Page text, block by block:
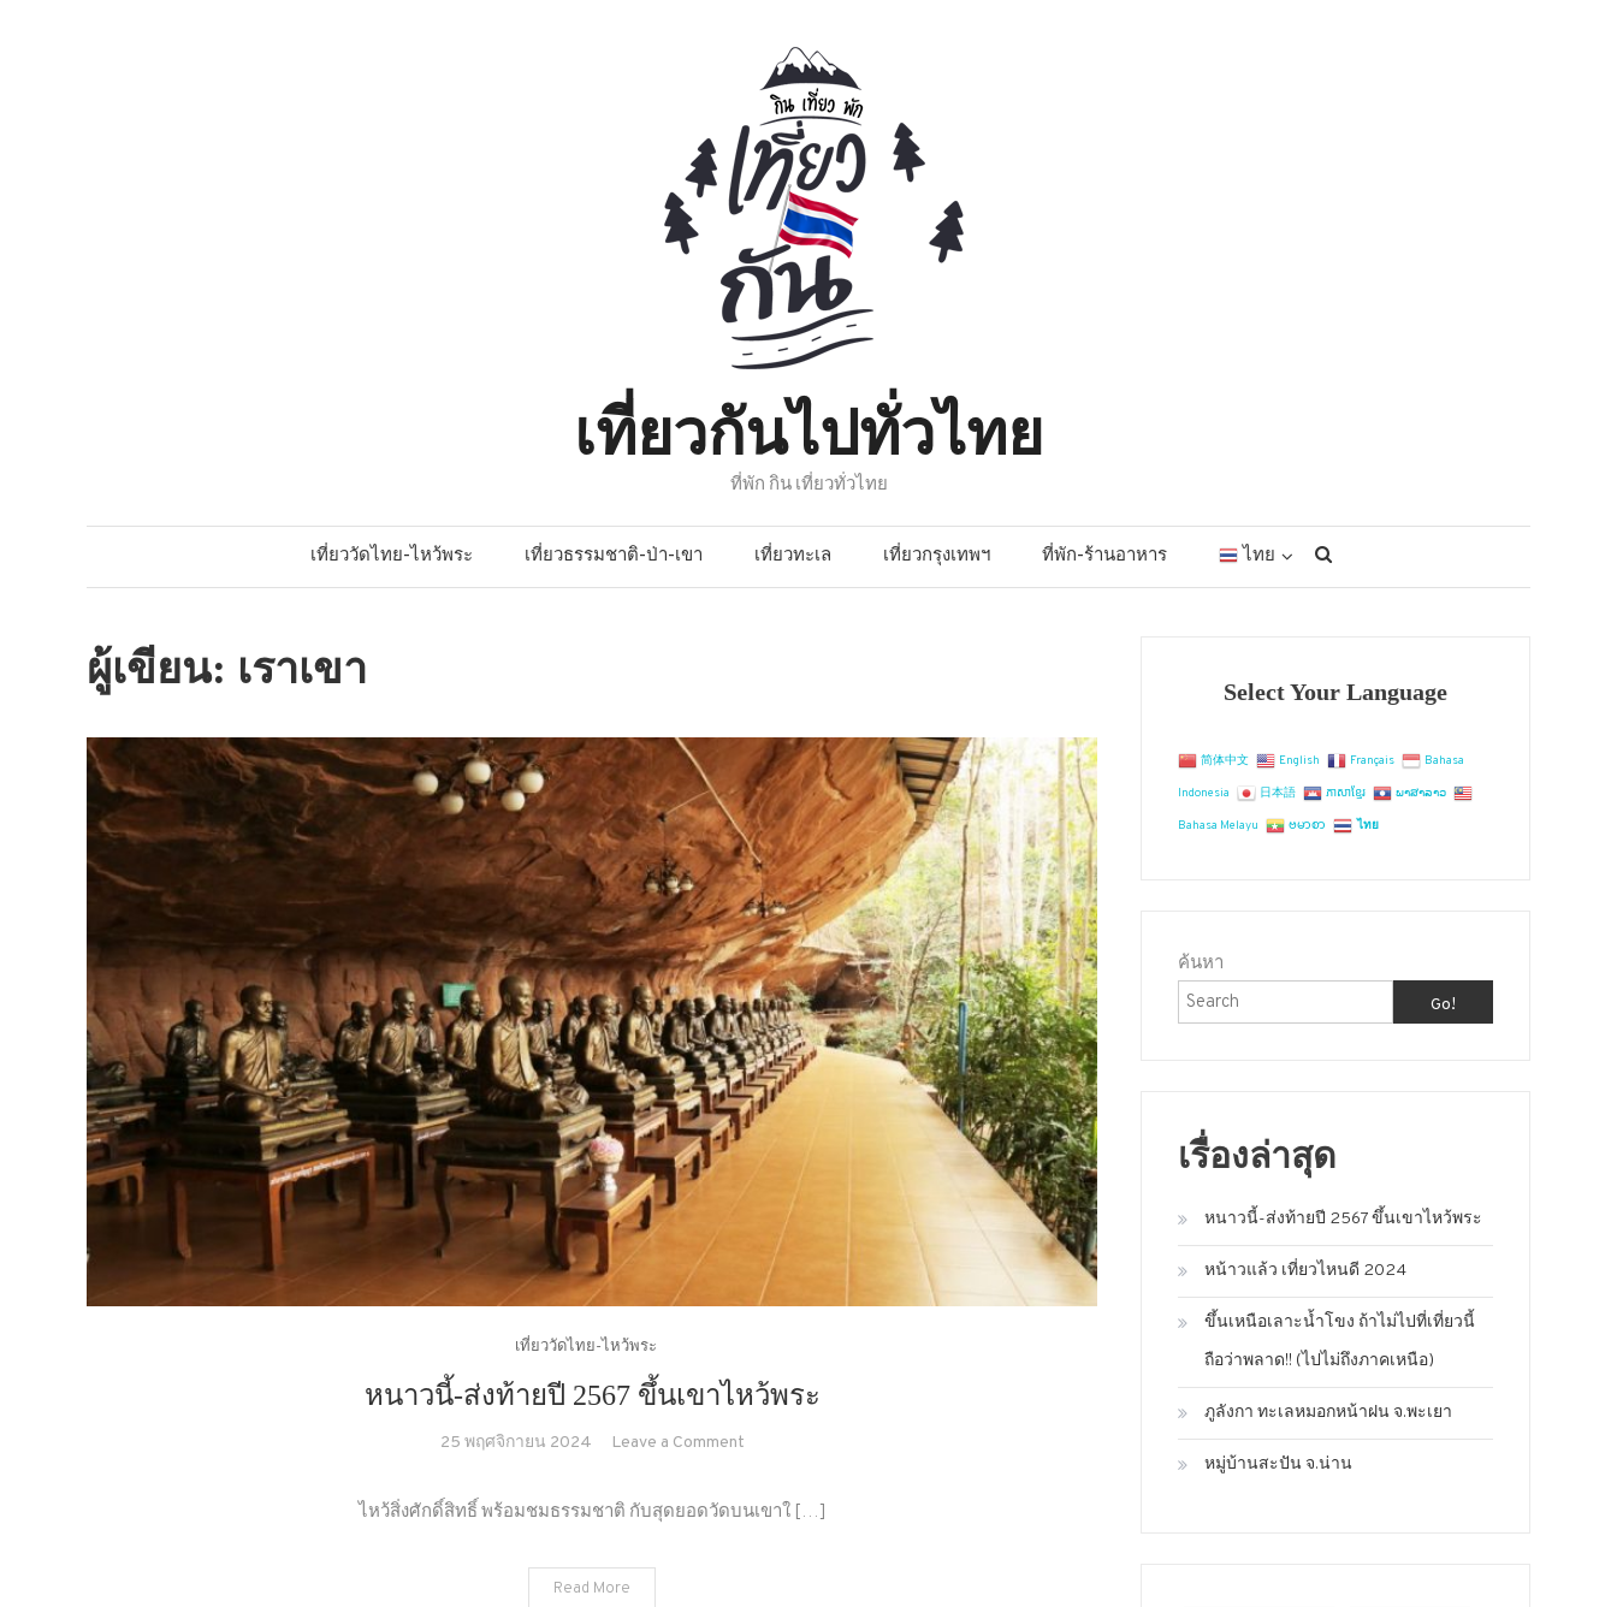
เที่ยวกันไปทั่วไทย
ที่พัก กิน เที่ยวทั่วไทย
เที่ยววัดไทย-ไหว้พระ เที่ยวธรรมชาติ-ป่า-เขา เที่ยวทะเล เที่ยวกรุงเทพฯ ที่พัก-ร้านอาหาร ไทย
ผู้เขียน: เราเขา
เที่ยววัดไทย-ไหว้พระ
หนาวนี้-ส่งท้ายปี 2567 ขึ้นเขาไหว้พระ
25 พฤศจิกายน 2024 Leave a Commenton
ไหว้สิ่งศักดิ์สิทธิ์ พร้อมชมธรรมชาติ กับสุดยอดวัดบนเขาใ […]
Read More
Select Your Language
简体中文 English Français Bahasa
Indonesia 日本語 ភាសាខ្មែរ ພາສາລາວ
Bahasa Melayu ဗမာစာ ไทย
ค้นหา
Go!
เรื่องล่าสุด
หนาวนี้-ส่งท้ายปี 2567 ขึ้นเขาไหว้พระ
หน้าวแล้ว เที่ยวไหนดี 2024
ขึ้นเหนือเลาะน้ำโขง ถ้าไม่ไปที่เที่ยวนี้
ถือว่าพลาด!! (ไปไม่ถึงภาคเหนือ)
ภูลังกา ทะเลหมอกหน้าฝน จ.พะเยา
หมู่บ้านสะปัน จ.น่าน